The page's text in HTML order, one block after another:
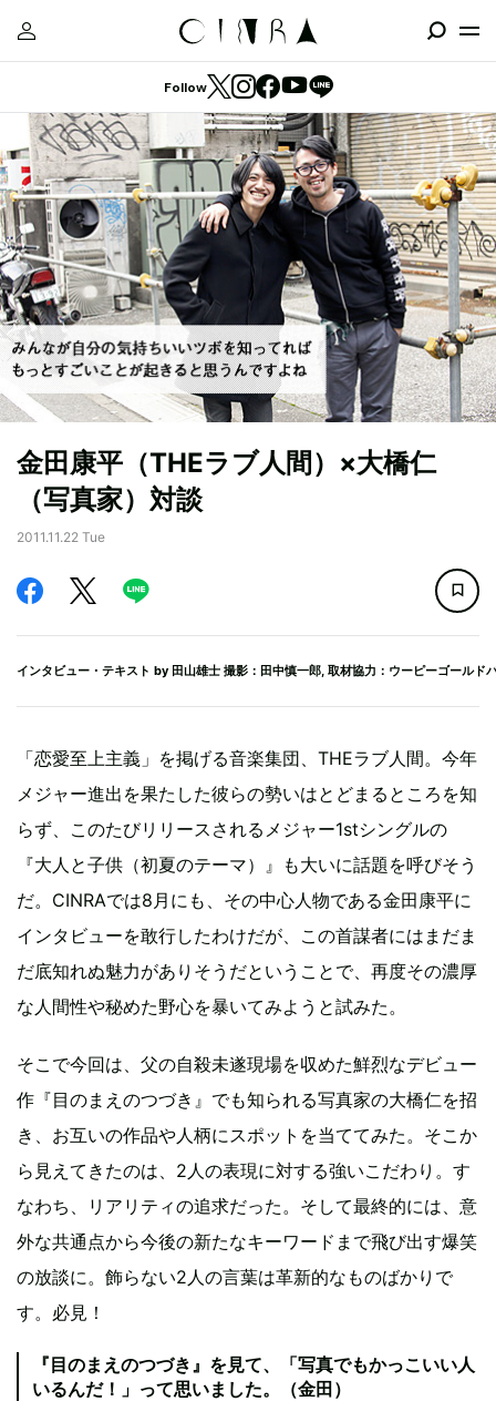
Follow
金田康平（THEラブ人間）×大橋仁
（写真家）対談
2011.11.22 Tue
インタビュー・テキスト by 田山雄士 撮影：田中慎一郎, 取材協力：ウーピーゴールド
「恋愛至上主義」を掲げる音楽集団、THEラブ人間。今年
メジャー進出を果たした彼らの勢いはとどまるところを知
らず、このたびリリースされるメジャー1stシングルの
『大人と子供（初夏のテーマ）』も大いに話題を呼びそう
だ。CINRAでは8月にも、その中心人物である金田康平に
インタビューを敢行したわけだが、この首謀者にはまだま
だ底知れぬ魅力がありそうだということで、再度その濃厚
な人間性や秘めた野心を暴いてみようと試みた。
そこで今回は、父の自殺未遂現場を収めた鮮烈なデビュー
作『目のまえのつづき』でも知られる写真家の大橋仁を招
き、お互いの作品や人柄にスポットを当ててみた。そこか
ら見えてきたのは、2人の表現に対する強いこだわり。す
なわち、リアリティの追求だった。そして最終的には、意
外な共通点から今後の新たなキーワードまで飛び出す爆笑
の放談に。飾らない2人の言葉は革新的なものばかりで
す。必見！
『目のまえのつづき』を見て、「写真でもかっこいい人
いるんだ！」って思いました。（金田）